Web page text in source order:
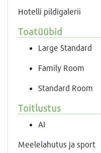
Hotelli pildigalerii
Toatüübid
Large Standard
Family Room
Standard Room
Toitlustus
AI
Meelelahutus ja sport